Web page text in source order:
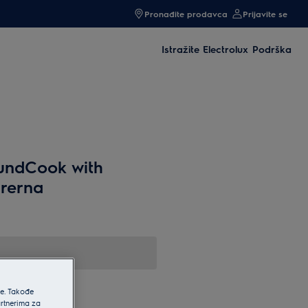
Pronađite prodavca Prijavite se
Istražite Electrolux Podrška
with
Takođe
za